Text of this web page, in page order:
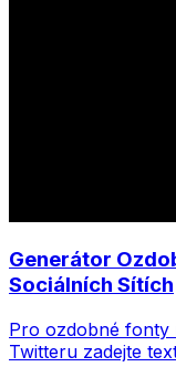
Generátor
Sociálních Sítích
Pro ozdobné fonty
Twitteru zadejte